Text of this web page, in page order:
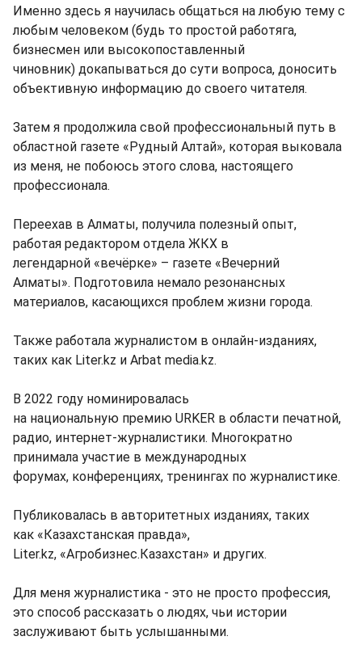
Именно здесь я научилась общаться на любую тему с
любым человеком (будь то простой работяга,
бизнесмен или высокопоставленный
чиновник) докапываться до сути вопроса, доносить
объективную информацию до своего читателя.
Затем я продолжила свой профессиональный путь в
областной газете «Рудный Алтай», которая выковала
из меня, не побоюсь этого слова, настоящего
профессионала.
Переехав в Алматы, получила полезный опыт,
работая редактором отдела ЖКХ в
легендарной «вечёрке» – газете «Вечерний
Алматы». Подготовила немало резонансных
материалов, касающихся проблем жизни города.
Также работала журналистом в онлайн-изданиях,
таких как Liter.kz и Arbat media.kz.
В 2022 году номинировалась
на национальную премию URKER в области печатной,
радио, интернет-журналистики. Многократно
принимала участие в международных
форумах, конференциях, тренингах по журналистике.
Публиковалась в авторитетных изданиях, таких
как «Казахстанская правда»,
Liter.kz, «Агробизнес.Казахстан» и других.
Для меня журналистика - это не просто профессия,
это способ рассказать о людях, чьи истории
заслуживают быть услышанными.